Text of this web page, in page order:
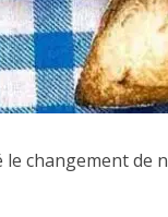
changement de